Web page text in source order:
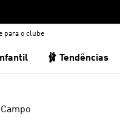
para o clube
Infantil 🩰 Tendências
Campo